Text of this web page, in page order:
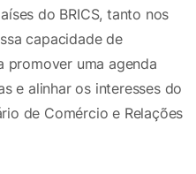
do BRICS, tanto nos
capacidade de
promover uma agenda
e alinhar os interesses do
de Comércio e Relações